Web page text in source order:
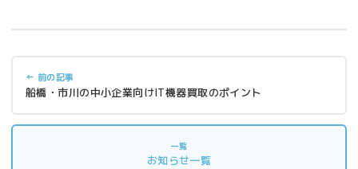
← 前の記事
船橋・市川の中小企業向けIT機器買取のポイント
一覧
お知らせ一覧